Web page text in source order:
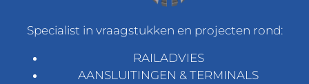
Specialist in vraagstukken en projecten rond:
RAILADVIES
AANSLUITINGEN & TERMINALS